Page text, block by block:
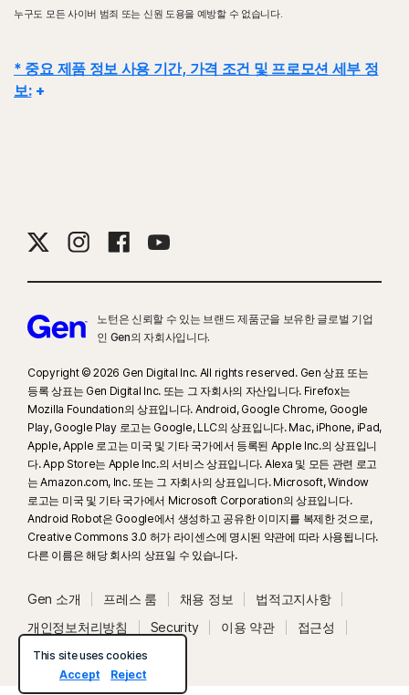
일부 장치 및 플랫폼에서는 일부 기능을 사용할 수 없습니다.
은 현재 Mac OS에서 지원되지 않습니다.
Windows 지원에는 x86/Intel 및 AMD Snapdragon/ARM 칩을 사용
하는 장치가 포함됩니다.
Windows 8 시작 화면 브라우저에서 사용할 수 없습니다.
Microsoft Windows 7(모든 버전) 서비스 팩 1(SP1) 이상,
MacOS 10.13 이상.
지원되지 않는 기능: Norton Cloud Backup | 노턴 클라우드
Norton SafeCam | 노턴 세이프캠.
Android™ 운영 체제
Android 10.0 이상. Google Play 앱이 설치되어 있어야 합니
다. 다중 사용자 모드는 지원하지 않습니다.
ColorOS 7.1 이상. Google Play 앱이 설치되어 있어야 합니
다.
iOS 운영 체제
Apple® iOS 최신 버전 및 이전의 2개 버전이 실행 중인
누구도 모든 사이버 범죄 또는 신원 도용을 예방할 수 없습니다.
* 중요 제품 정보 사용 기간, 가격 조건 및 프로모션 세부 정
보:
입자에게는 갱신 가격이 포함된 이메일이 미리 발송됩니다.
해지 및 환불:
월간 구독의 경우 최초 구매일로부터 14일 이내에, 연간 구독의
경우 결제일로부터 60일 이내에 계약을 해지하고 전액 환불받을 수 있습니다.
자세한 내용은해지 및 환불 정책을 참조하십시오.
계약을 해지하거나 환불을 요청하려면 여기를 누르십시오.
제한 사항이 적용됩니다. 바이러스 제거 서비스를 사용하려면 안티바이러스가 포
함된 자동 갱신 장치 보안 구독이 있어야 합니다. 자세한 내용은
Norton.com/virus-protection-promise
를 참조하세요.
클라우드 백업 기능은 Windows(S 모드의 Windows, ARM 프로세서에서 실행
되는 Windows 제외)에서만 사용할 수 있습니다.
Windows 제외)에서만 사용할 수 있습니다.
2021 Norton 라이프락 사이버 안전 인사이트 보고서: 전체 결과
노턴은 신뢰할 수 있는 브랜드 제품군을 보유한 글로벌 기업
인 Gen의 자회사입니다.
Copyright © 2026 Gen Digital Inc. All rights reserved. Gen 상표 또는
등록 상표는 Gen Digital Inc. 또는 그 자회사의 자산입니다. Firefox는
Mozilla Foundation의 상표입니다. Android, Google Chrome, Google
Play, Google Play 로고는 Google, LLC의 상표입니다. Mac, iPhone, iPad,
Apple, Apple 로고는 미국 및 기타 국가에서 등록된 Apple Inc.의 상표입니
다. App Store는 Apple Inc.의 서비스 상표입니다. Alexa 및 모든 관련 로고
는 Amazon.com, Inc. 또는 그 자회사의 상표입니다. Microsoft, Window
로고는 미국 및 기타 국가에서 Microsoft Corporation의 상표입니다.
Android Robot은 Google에서 생성하고 공유한 이미지를 복제한 것으로,
Creative Commons 3.0 허가 라이센스에 명시된 약관에 따라 사용됩니다.
다른 이름은 해당 회사의 상표일 수 있습니다.
Gen 소개 프레스 룸 채용 정보
법적고지사항
개인정보처리방침
Security 이용 약관
접근성
시스템 상태
This site uses cookies
Accept
Reject